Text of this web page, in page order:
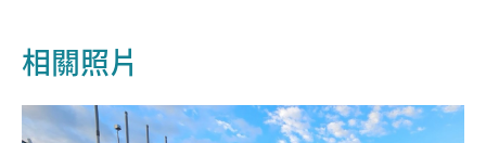
相關照片